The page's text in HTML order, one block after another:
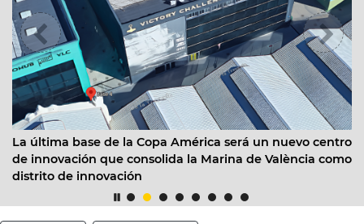
Copa América será un nuevo centro
la Marina de València como
València pone en
de 200 efectivos para